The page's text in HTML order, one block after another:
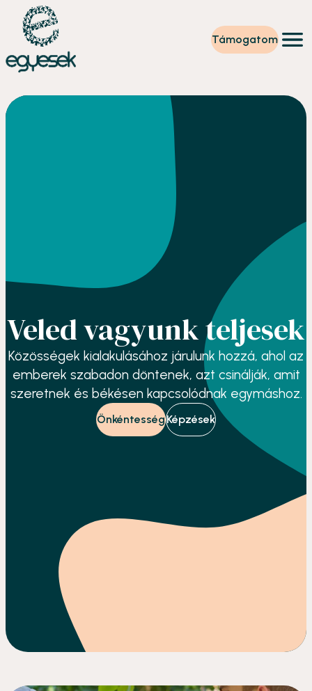
Támogatom
Képzések
Önkéntesség
Veled vagyunk teljesek
Közösségek kialakulásához járulunk hozzá, ahol az
emberek szabadon döntenek, azt csinálják, amit
szeretnek és békésen kapcsolódnak egymáshoz.
ÖnkéntességKépzések